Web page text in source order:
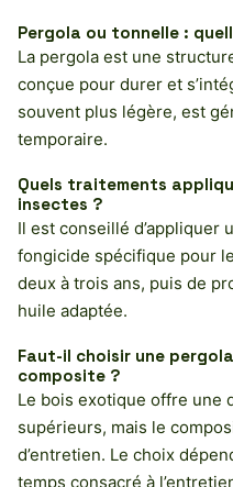
Pergola ou tonnelle :
La pergola est une
conçue pour durer et
souvent plus légère, est
temporaire.
Quels traitements
insectes ?
Il est conseillé d’appliquer
fongicide spécifique pour
deux à trois ans, puis de
huile adaptée.
Faut-il choisir une
composite ?
Le bois exotique offre une
supérieurs, mais le
d’entretien. Le choix
temps consacré à